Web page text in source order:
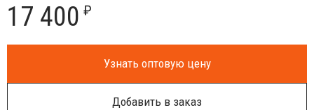
17 400 ₽
Узнать оптовую цену
Добавить в заказ